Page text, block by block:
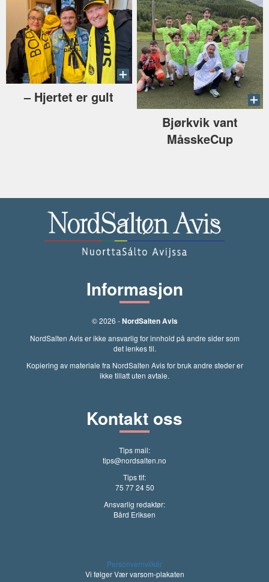
–⁠ Hjertet er gult
Bjørkvik vant
MåsskeCup
Informasjon
© 2026 -NordSalten Avis
NordSalten Avis er ikke ansvarlig for innhold på andre sider som
det lenkes til.
Kopiering av materiale fra NordSalten Avis for bruk andre steder er
ikke tillatt uten avtale.
Kontakt oss
Tips mail:
tips@nordsalten.no
Tips tlf:
75 77 24 50
Ansvarlig redaktør:
Bård Eriksen
Personvernvilkår
Vi følger Vær varsom-plakaten